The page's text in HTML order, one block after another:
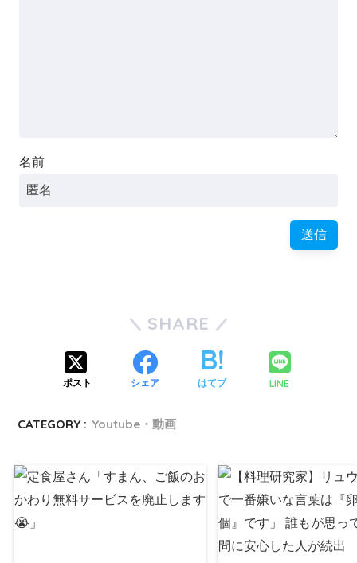
名前
SHARE
ポスト シェア はてブ LINE
CATEGORY : Youtube・動画